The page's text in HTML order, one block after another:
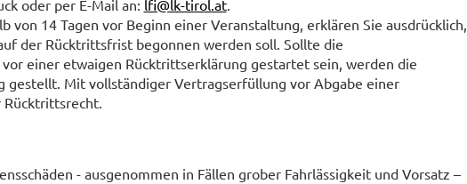
oder per E-Mail an: lfi@lk-tirol.at.
von 14 Tagen vor Beginn einer Veranstaltung, erklären Sie ausdrücklich,
der Rücktrittsfrist begonnen werden soll. Sollte die
einer etwaigen Rücktrittserklärung gestartet sein, werden die
gestellt. Mit vollständiger Vertragserfüllung vor Abgabe einer
Rücktrittsrecht.
- ausgenommen in Fällen grober Fahrlässigkeit und Vorsatz –